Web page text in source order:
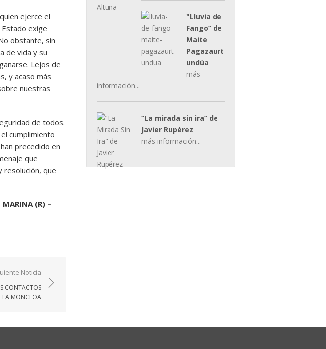
ejerce el
exige
obstante, sin
de vida y su
Lejos de
y acaso más
nuestras
de todos.
cumplimiento
precedido en
que
resolución, que
MARINA (R) –
Noticia
CONTACTOS
LA MONCLOA
"Lluvia de
Fango” de
Maite
Pagazaurt
undúa
más
información...
“La mirada sin ira” de
Javier Rupérez
más información...